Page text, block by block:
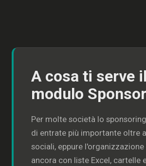
A cosa ti serve il
modulo
Per molte società lo
di entrate più importante oltre
sociali, eppure l'organizzazione
ancora con liste Excel, cartelle